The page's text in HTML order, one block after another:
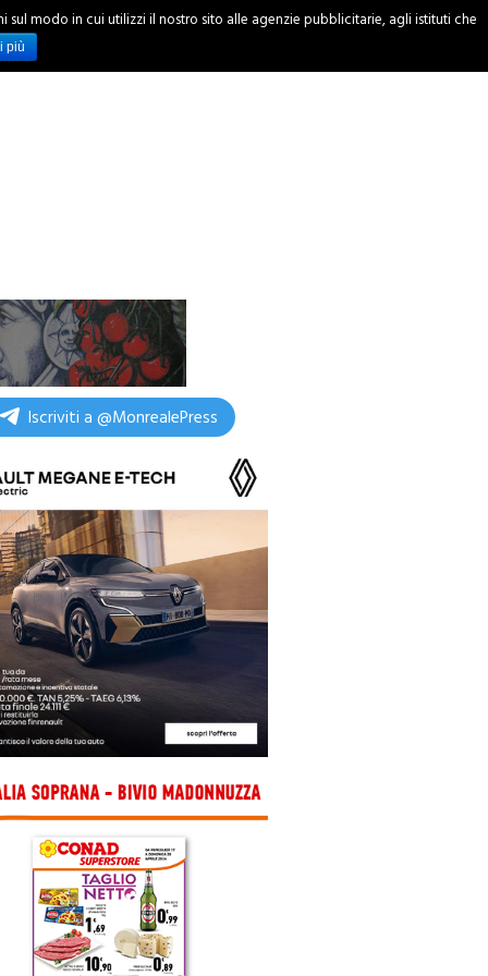
INCHIESTE
Iscriviti a @MonrealePress
modo in cui utilizzi il nostro sito alle agenzie pubblicitarie, agli istituti che
più